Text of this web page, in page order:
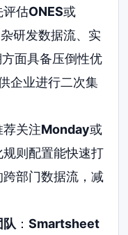
评估ONES或
研发数据流、实
面具备压倒性优
企业进行二次集
荐关注Monday或
则配置能快速打
部门数据流，减
队 ： Smartsheet